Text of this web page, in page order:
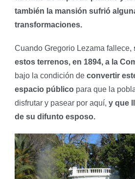
también la mansión sufrió
transformaciones.
Cuando Gregorio Lezama fallece,
estos terrenos, en 1894, a la
bajo la condición de convertir
espacio público para que la
disfrutar y pasear por aquí, y que
de su difunto esposo.